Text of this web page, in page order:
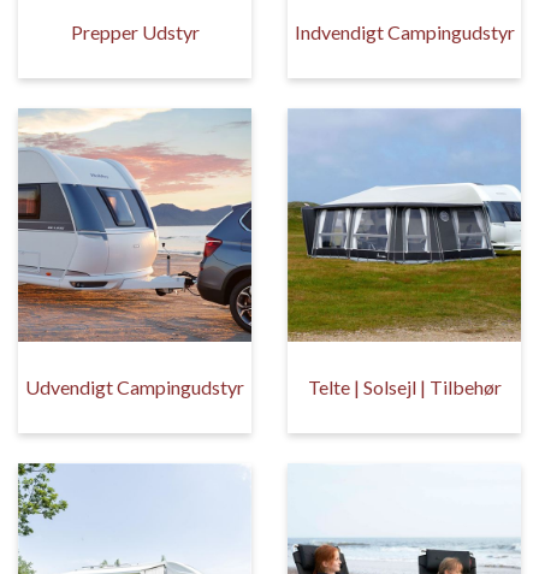
Prepper Udstyr Indvendigt Campingudstyr
Udvendigt Campingudstyr Telte | Solsejl | Tilbehør